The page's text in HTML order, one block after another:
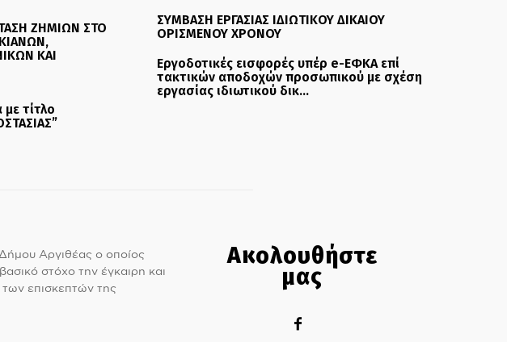
ΖΗΜΙΩΝ ΣΤΟ
ΚΑΙ
τίτλο
ΣΥΜΒΑΣΗ ΕΡΓΑΣΙΑΣ ΙΔΙΩΤΙΚΟΥ ΔΙΚΑΙΟΥ
ΟΡΙΣΜΕΝΟΥ ΧΡΟΝΟΥ
Εργοδοτικές εισφορές υπέρ e-ΕΦΚΑ επί
τακτικών αποδοχών προσωπικού με σχέση
εργασίας ιδιωτικού δικ...
Αργιθέας ο οποίος
στόχο την έγκαιρη και
επισκεπτών της
Ακολουθήστε
μας